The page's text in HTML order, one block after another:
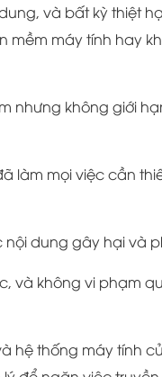
và bất kỳ thiệt
máy tính hay
nhưng không giới
làm mọi việc cần
nội dung gây hại và
và không vi phạm
thống máy tính